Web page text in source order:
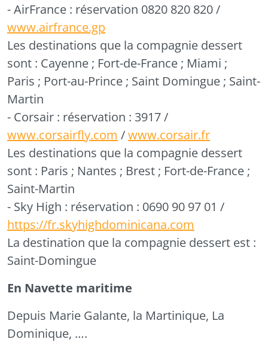
- AirFrance : réservation 0820 820 820 /
www.airfrance.gp
Les destinations que la compagnie dessert
sont : Cayenne ; Fort-de-France ; Miami ;
Paris ; Port-au-Prince ; Saint Domingue ; Saint-
Martin
- Corsair : réservation : 3917 /
www.corsairfly.com /www.corsair.fr
Les destinations que la compagnie dessert
sont : Paris ; Nantes ; Brest ; Fort-de-France ;
Saint-Martin
- Sky High : réservation : 0690 90 97 01 /
https://fr.skyhighdominicana.com
La destination que la compagnie dessert est :
Saint-Domingue
En Navette maritime
Depuis Marie Galante, la Martinique, La
Dominique, ….